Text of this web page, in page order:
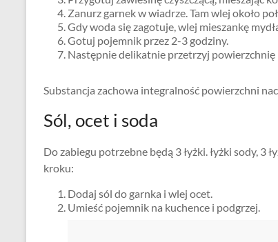
Zanurz garnek w wiadrze. Tam wlej około
Gdy woda się zagotuje, wlej mieszankę
Gotuj pojemnik przez 2-3 godziny.
Następnie delikatnie przetrzyj powierzchnię
Substancja zachowa integralność powierzchni
Sól, ocet i soda
Do zabiegu potrzebne będą 3 łyżki. łyżki sody, 3
kroku:
Dodaj sól do garnka i wlej ocet.
Umieść pojemnik na kuchence i podgrzej.